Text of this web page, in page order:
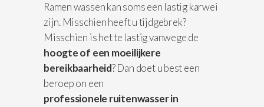
Ramen wassen kan soms een lastig karwei
zijn. Misschien heeft u tijdgebrek?
Misschien is het te lastig vanwege de
hoogte of een moeilijkere
bereikbaarheid? Dan doet u best een
beroep on een
professionele ruitenwasser in